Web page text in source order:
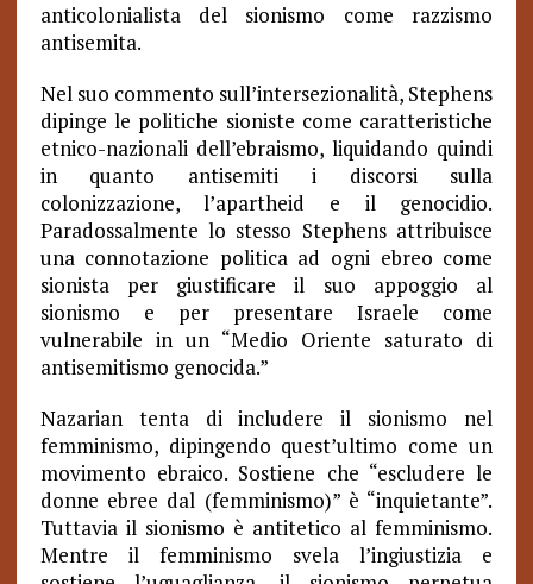
anticolonialista del sionismo come razzismo
antisemita.
Nel suo commento sull’intersezionalità, Stephens
dipinge le politiche sioniste come caratteristiche
etnico-nazionali dell’ebraismo, liquidando quindi
in quanto antisemiti i discorsi sulla
colonizzazione, l’apartheid e il genocidio.
Paradossalmente lo stesso Stephens attribuisce
una connotazione politica ad ogni ebreo come
sionista per giustificare il suo appoggio al
sionismo e per presentare Israele come
vulnerabile in un “Medio Oriente saturato di
antisemitismo genocida.”
Nazarian tenta di includere il sionismo nel
femminismo, dipingendo quest’ultimo come un
movimento ebraico. Sostiene che “escludere le
donne ebree dal (femminismo)” è “inquietante”.
Tuttavia il sionismo è antitetico al femminismo.
Mentre il femminismo svela l’ingiustizia e